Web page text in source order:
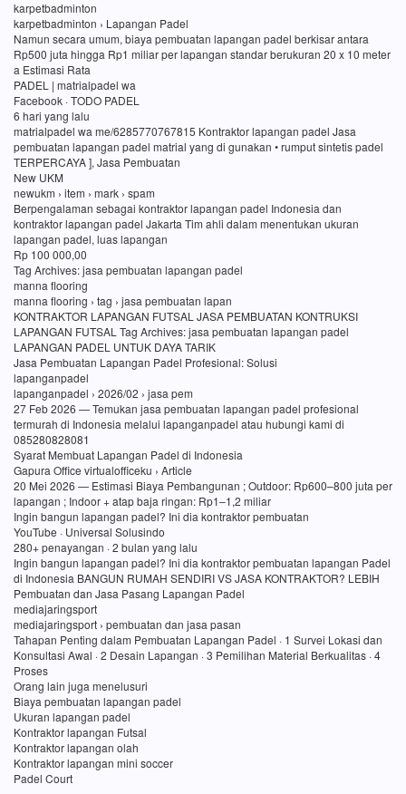
karpetbadminton
karpetbadminton › Lapangan Padel
Namun secara umum, biaya pembuatan lapangan padel berkisar antara
Rp500 juta hingga Rp1 miliar per lapangan standar berukuran 20 x 10 meter
a Estimasi Rata
PADEL | matrialpadel wa
Facebook · TODO PADEL
6 hari yang lalu
matrialpadel wa me/6285770767815 Kontraktor lapangan padel Jasa
pembuatan lapangan padel matrial yang di gunakan • rumput sintetis padel
TERPERCAYA ], Jasa Pembuatan
New UKM
newukm › item › mark › spam
Berpengalaman sebagai kontraktor lapangan padel Indonesia dan
kontraktor lapangan padel Jakarta Tim ahli dalam menentukan ukuran
lapangan padel, luas lapangan
Rp 100 000,00
Tag Archives: jasa pembuatan lapangan padel
manna flooring
manna flooring › tag › jasa pembuatan lapan
KONTRAKTOR LAPANGAN FUTSAL JASA PEMBUATAN KONTRUKSI
LAPANGAN FUTSAL Tag Archives: jasa pembuatan lapangan padel
LAPANGAN PADEL UNTUK DAYA TARIK
Jasa Pembuatan Lapangan Padel Profesional: Solusi
lapanganpadel
lapanganpadel › 2026/02 › jasa pem
27 Feb 2026 — Temukan jasa pembuatan lapangan padel profesional
termurah di Indonesia melalui lapanganpadel atau hubungi kami di
085280828081
Syarat Membuat Lapangan Padel di Indonesia
Gapura Office virtualofficeku › Article
20 Mei 2026 — Estimasi Biaya Pembangunan ; Outdoor: Rp600–800 juta per
lapangan ; Indoor + atap baja ringan: Rp1–1,2 miliar
Ingin bangun lapangan padel? Ini dia kontraktor pembuatan
YouTube · Universal Solusindo
280+ penayangan · 2 bulan yang lalu
Ingin bangun lapangan padel? Ini dia kontraktor pembuatan lapangan Padel
di Indonesia BANGUN RUMAH SENDIRI VS JASA KONTRAKTOR? LEBIH
Pembuatan dan Jasa Pasang Lapangan Padel
mediajaringsport
mediajaringsport › pembuatan dan jasa pasan
Tahapan Penting dalam Pembuatan Lapangan Padel · 1 Survei Lokasi dan
Konsultasi Awal · 2 Desain Lapangan · 3 Pemilihan Material Berkualitas · 4
Proses
Orang lain juga menelusuri
Biaya pembuatan lapangan padel
Ukuran lapangan padel
Kontraktor lapangan Futsal
Kontraktor lapangan olah
Kontraktor lapangan mini soccer
Padel Court